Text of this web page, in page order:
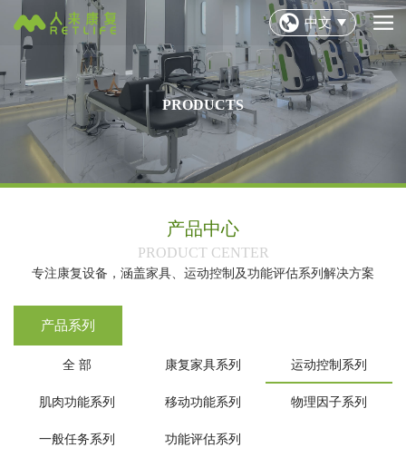
中文
PRODUCTS
产品中心
‌PRODUCT CENTER‌
专注康复设备，涵盖家具、运动控制及功能评估系列解决方案
产品系列
全 部 康复家具系列 运动控制系列
肌肉功能系列 移动功能系列 物理因子系列
一般任务系列 功能评估系列